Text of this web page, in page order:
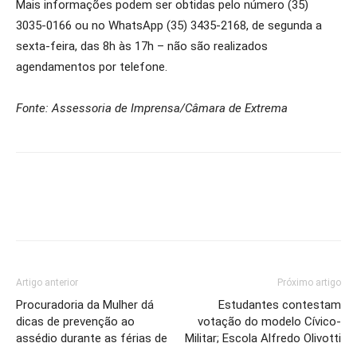
Mais informações podem ser obtidas pelo número (35)
3035-0166 ou no WhatsApp (35) 3435-2168, de segunda a
sexta-feira, das 8h às 17h – não são realizados
agendamentos por telefone.
Fonte: Assessoria de Imprensa/Câmara de Extrema
Artigo anterior
Procuradoria da Mulher dá
dicas de prevenção ao
assédio durante as férias de
Próximo artigo
Estudantes contestam
votação do modelo Cívico-
Militar; Escola Alfredo Olivotti